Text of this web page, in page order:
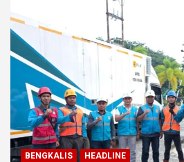
BENGKALIS HEADLINE